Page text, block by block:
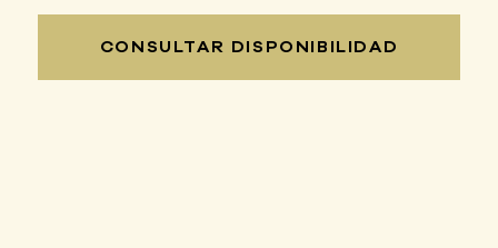
CONSULTAR DISPONIBILIDAD